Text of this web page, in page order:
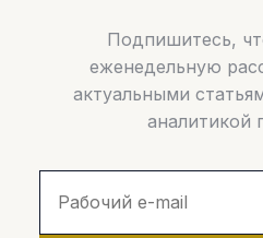
Подпишитесь,
еженедельную
актуальными
аналитикой